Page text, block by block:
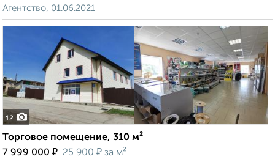
Агентство, 01.06.2021
12
Торговое помещение, 310 м²
7 999 000 ₽ 25 900 ₽ за м²